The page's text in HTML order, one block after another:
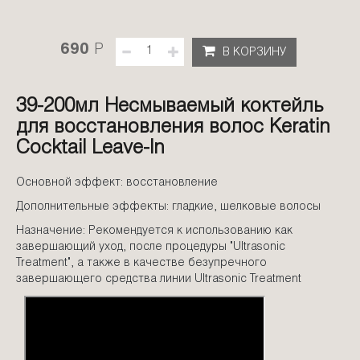
690 P В КОРЗИНУ
39-200мл Несмываемый коктейль
для восстановления волос Keratin
Cocktail Leave-In
Основной эффект: восстановление
Дополнительные эффекты: гладкие, шелковые волосы
Назначение: Рекомендуется к использованию как
завершающий уход, после процедуры "Ultrasonic
Treatment", а также в качестве безупречного
завершающего средства линии Ultrasonic Treatment